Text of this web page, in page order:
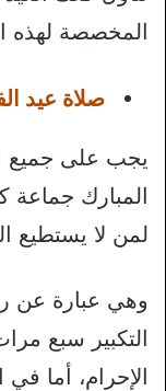
المخصصة لهذه
صلاة عيد
يجب على جميع
المبارك جماعة
لمن لا يستطيع
وهي عبارة عن
التكبير سبع
الإحرام، أما في